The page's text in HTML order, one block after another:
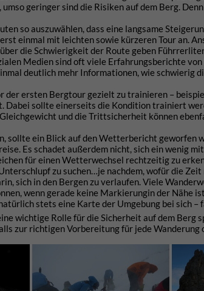
geringer sind die Risiken auf dem Berg.
so auszuwählen, dass eine langsame
einmal mit leichten sowie kürzeren Tour an.
die Schwierigkeit der Route geben
Medien sind oft viele Erfahrungsberichte
deutlich mehr Informationen, wie schwierig
der ersten Bergtour gezielt zu trainieren –
Dabei sollte einerseits die Kondition trainiert
und die Trittsicherheit können
sollte ein Blick auf den Wetterbericht geworfen
Es schadet außerdem nicht, sich ein wenig
für einen Wetterwechsel rechtzeitig zu
zu suchen…je nachdem, wofür die
sich in den Bergen zu verlaufen. Viele
wenn gerade keine Markierungin der Nähe
stets eine Karte der Umgebung bei sich –
wichtige Rolle für die Sicherheit auf dem Berg
zur richtigen Vorbereitung für jede Wanderung